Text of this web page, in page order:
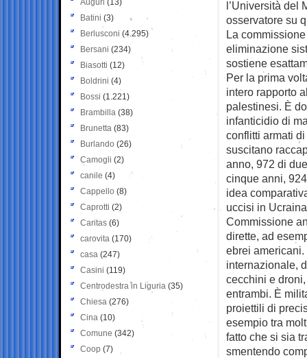
l’Università del
osservatore su
La
eliminazione
sostiene
Per la prima
intero rapporto
palestinesi. È
infanticidio di
conflitti armati
suscitano
anno, 972 di
cinque anni,
idea
uccisi in
Commissione
dirette, ad
ebrei
internazionale,
cecchini e
entrambi. È
proiettili di
esempio tra
fatto che si sia
smentendo
Auguri (13)
Batini (3)
Berlusconi (4.295)
Bersani (234)
Biasotti (12)
Boldrini (4)
Bossi (1.221)
Brambilla (38)
Brunetta (83)
Burlando (26)
Camogli (2)
canile (4)
Cappello (8)
Caprotti (2)
Caritas (6)
carovita (170)
casa (247)
Casini (119)
Centrodestra in Liguria (35)
Chiesa (276)
Cina (10)
Comune (342)
Coop (7)